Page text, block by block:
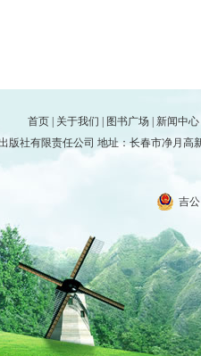
首页 关于我们 图书广场 新闻中心
版社有限责任公司 地址：长春市净月高
吉公